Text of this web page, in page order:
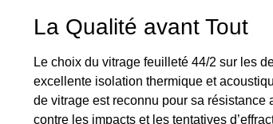
La Qualité avant Tout
Le choix du vitrage feuilleté 44/2 sur les
excellente isolation thermique et
de vitrage est reconnu pour sa
contre les impacts et les tentatives